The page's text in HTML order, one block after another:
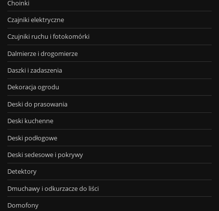
Choinki
Czajniki elektryczne
Czujniki ruchu i fotokomórki
Dalmierze i drogomierze
Daszki i zadaszenia
Dekoracja ogrodu
Deski do prasowania
Deski kuchenne
Deski podłogowe
Deski sedesowe i pokrywy
Detektory
Dmuchawy i odkurzacze do liści
Domofony